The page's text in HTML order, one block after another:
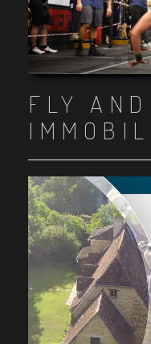
FLY